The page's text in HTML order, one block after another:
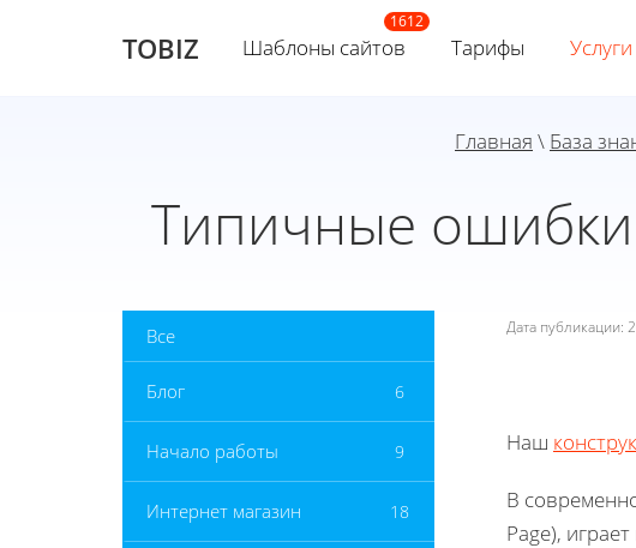
TOBIZ Шаблоны сайтов Тарифы Услуги
Главная \ База
Типичные ошибки
Все
Блог 6
Начало работы 9
Интернет магазин 18
Дата
Наш
В
Page),